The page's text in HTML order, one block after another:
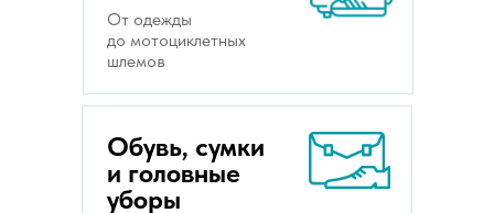
От одежды
до мотоциклетных
шлемов
Обувь, сумки
и головные
уборы